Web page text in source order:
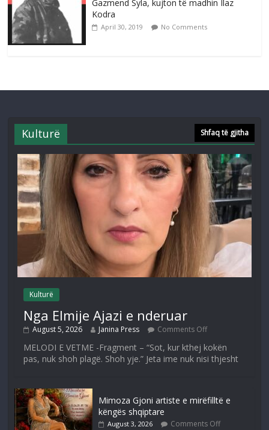
Gazmend Syla, kujton të madhin Ilaz
Kodra
April 30, 2019 No Comments
Kulturë Shfaq të gjitha
Kulturë
Nga Elmije Ajazi e nderuar
August 5, 2026 Janina Press Comments Off
MELODI E VETME -Fragment – “Sot, kur kthej kokën
pas, nuk shoh plagë. Shoh yje.” Jeta ime nuk nisi thjesht
Mimoza Gjoni artiste e mirëfilltë e
këngës shqiptare
August 3, 2026 Comments Off